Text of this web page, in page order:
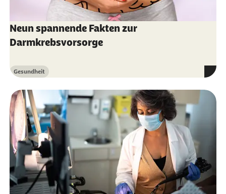
Neun spannende Fakten zur
Darmkrebsvorsorge
Kategorie
Gesundheit